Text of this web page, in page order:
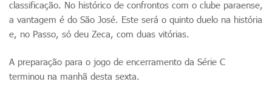
classificação. No histórico de confrontos com o clube paraense,
a vantagem é do São José. Este será o quinto duelo na história
e, no Passo, só deu Zeca, com duas vitórias.
A preparação para o jogo de encerramento da Série C
terminou na manhã desta sexta.